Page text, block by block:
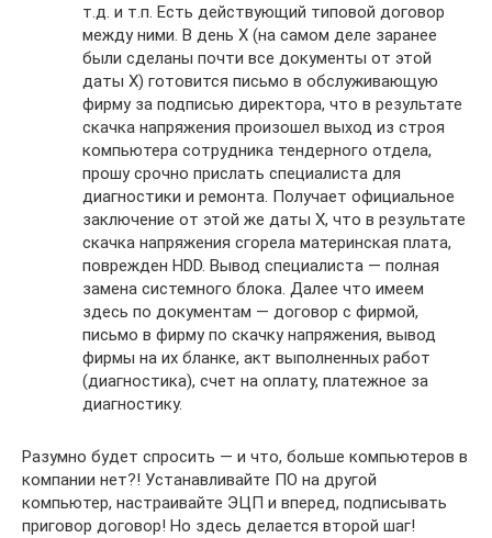
т.д. и т.п. Есть действующий типовой договор
между ними. В день Х (на самом деле заранее
были сделаны почти все документы от этой
даты Х) готовится письмо в обслуживающую
фирму за подписью директора, что в результате
скачка напряжения произошел выход из строя
компьютера сотрудника тендерного отдела,
прошу срочно прислать специалиста для
диагностики и ремонта. Получает официальное
заключение от этой же даты Х, что в результате
скачка напряжения сгорела материнская плата,
поврежден HDD. Вывод специалиста — полная
замена системного блока. Далее что имеем
здесь по документам — договор с фирмой,
письмо в фирму по скачку напряжения, вывод
фирмы на их бланке, акт выполненных работ
(диагностика), счет на оплату, платежное за
диагностику.
Разумно будет спросить — и что, больше компьютеров в
компании нет?! Устанавливайте ПО на другой
компьютер, настраивайте ЭЦП и вперед, подписывать
приговор договор! Но здесь делается второй шаг!